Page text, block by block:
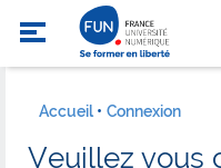
Accueil Connexion
Veuillez vous